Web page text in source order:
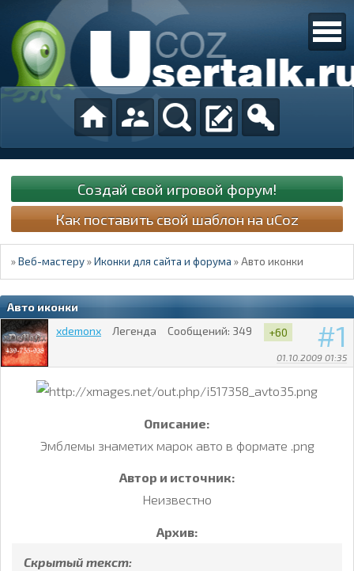
Создай свой игровой форум!
Как поставить свой шаблон на uCoz
»Веб-мастеру »Иконки для сайта и форума »Авто иконки
Авто иконки
1
01.10.2009 01:35
xdemonx Легенда Сообщений: 349 +60
Описание:
Эмблемы знаметих марок авто в формате .png
Автор и источник:
Неизвестно
Архив:
Скрытый текст: